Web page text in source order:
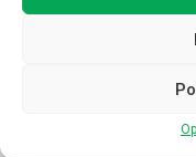
Povezani